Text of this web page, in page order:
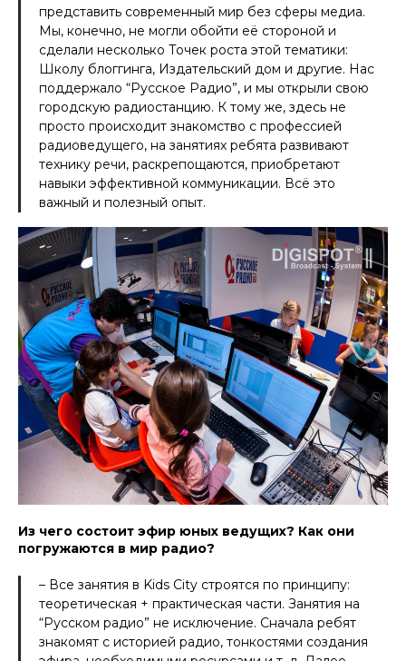
представить современный мир без сферы медиа.
Мы, конечно, не могли обойти её стороной и
сделали несколько Точек роста этой тематики:
Школу блоггинга, Издательский дом и другие. Нас
поддержало “Русское Радио”, и мы открыли свою
городскую радиостанцию. К тому же, здесь не
просто происходит знакомство с профессией
радиоведущего, на занятиях ребята развивают
технику речи, раскрепощаются, приобретают
навыки эффективной коммуникации. Всё это
важный и полезный опыт.
Из чего состоит эфир юных ведущих? Как они
погружаются в мир радио?
– Все занятия в Kids City строятся по принципу:
теоретическая + практическая части. Занятия на
“Русском радио” не исключение. Сначала ребят
знакомят с историей радио, тонкостями создания